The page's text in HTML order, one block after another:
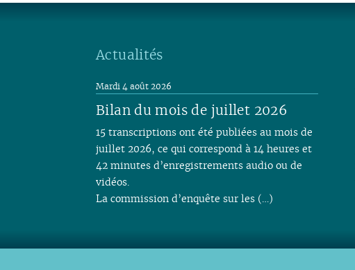
Actualités
Bilan du mois de juillet 2026
Mardi 4 août 2026
15 transcriptions ont été publiées au mois de
juillet 2026, ce qui correspond à 14 heures et
42 minutes d’enregistrements audio ou de
vidéos.
La commission d’enquête sur les (…)